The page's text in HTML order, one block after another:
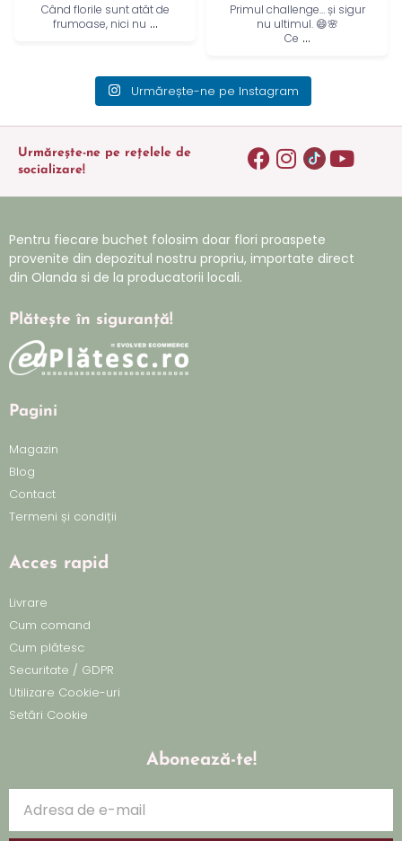
Când florile sunt atât de
frumoase, nici nu ...
Primul challenge… și sigur
nu ultimul. 😄🌸
Ce ...
Urmărește-ne pe Instagram
Urmărește-ne pe rețelele de
socializare!
Pentru fiecare buchet folosim doar flori proaspete
provenite din depozitul nostru propriu, importate direct
din Olanda si de la producatorii locali.
Plătește în siguranță!
Pagini
Magazin
Blog
Contact
Termeni și condiții
Acces rapid
Livrare
Cum comand
Cum plătesc
Securitate / GDPR
Utilizare Cookie-uri
Setări Cookie
Abonează-te!